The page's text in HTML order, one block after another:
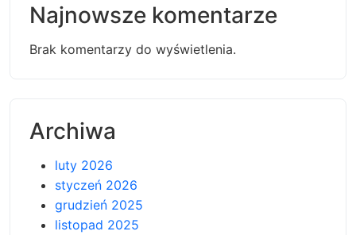
Najnowsze komentarze
Brak komentarzy do wyświetlenia.
Archiwa
luty 2026
styczeń 2026
grudzień 2025
listopad 2025